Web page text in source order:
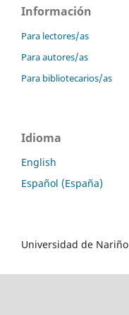
Información
Para lectores/as
Para autores/as
Para bibliotecarios/as
Idioma
English
Español (España)
Universidad de Nariño